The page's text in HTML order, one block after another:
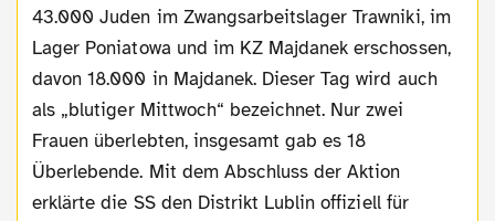
43.000 Juden im Zwangsarbeitslager Trawniki, im
Lager Poniatowa und im KZ Majdanek erschossen,
davon 18.000 in Majdanek. Dieser Tag wird auch
als „blutiger Mittwoch“ bezeichnet. Nur zwei
Frauen überlebten, insgesamt gab es 18
Überlebende. Mit dem Abschluss der Aktion
erklärte die SS den Distrikt Lublin offiziell für